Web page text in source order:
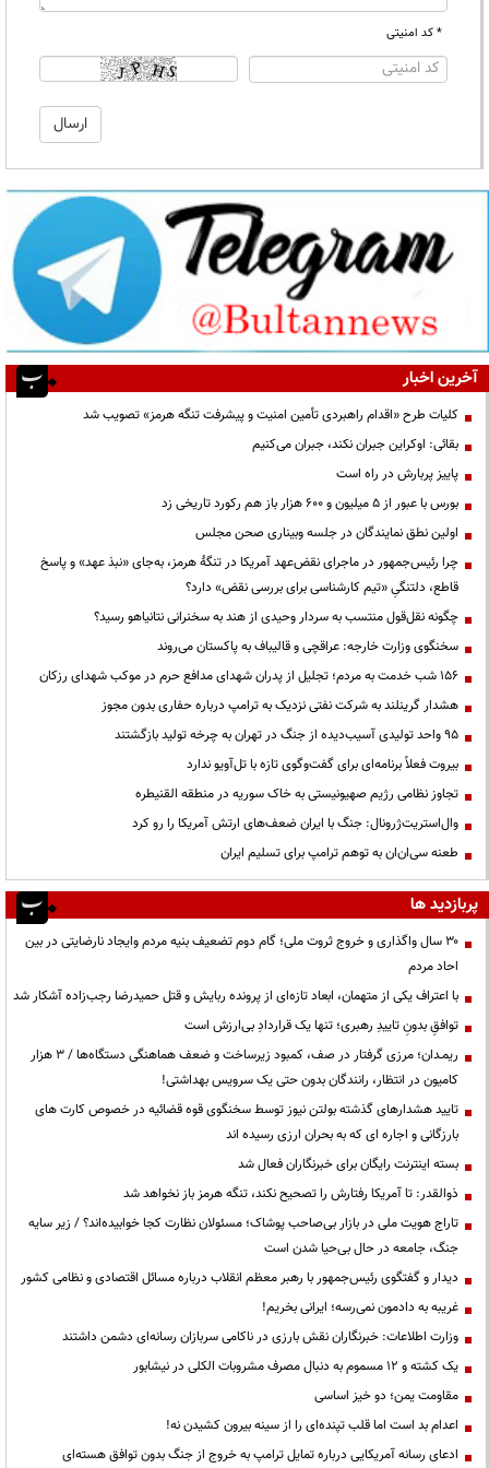
* کد امنیتی
آخرین اخبار
کلیات طرح «اقدام راهبردی تأمین امنیت و پیشرفت تنگه هرمز» تصویب شد
بقائی: اوکراین جبران نکند، جبران می‌کنیم
پاییز پربارش در راه است
بورس با عبور از ۵ میلیون و ۶۰۰ هزار باز هم رکورد تاریخی زد
اولین نطق نمایندگان در جلسه وبیناری صحن مجلس
چرا رئیس‌جمهور در ماجرای نقض‌عهد آمریکا در تنگهٔ هرمز، به‌جای «نبذ عهد» و پاسخ
قاطع، دلتنگیِ «تیم کارشناسی برای بررسی نقض» دارد؟
چگونه نقل‌قول منتسب به سردار وحیدی از هند به سخنرانی نتانیاهو رسید؟
سخنگوی وزارت خارجه: عراقچی و قالیباف به پاکستان می‌روند
۱۵۶ شب خدمت به مردم؛ تجلیل از پدران شهدای مدافع حرم در موکب شهدای رزکان
هشدار گرینلند به شرکت نفتی نزدیک به ترامپ درباره حفاری بدون مجوز
95 واحد تولیدی آسیب‌دیده از جنگ در تهران به چرخه تولید بازگشتند
بیروت فعلاً برنامه‌ای برای گفت‌وگوی تازه با تل‌آویو ندارد
تجاوز نظامی رژیم صهیونیستی به خاک سوریه در منطقه القنیطره
وال‌استریت‌ژرونال: جنگ با ایران ضعف‌های ارتش آمریکا را رو کرد
طعنه سی‌ان‌ان به توهم ترامپ برای تسلیم ایران
پربازدید ها
۳۰ سال واگذاری و خروج ثروت ملی؛ گام دوم تضعیف بنیه مردم وایجاد نارضایتی در بین
احاد مردم
با اعتراف یکی از متهمان، ابعاد تازه‌ای از پرونده ربایش و قتل حمیدرضا رجب‌زاده آشکار شد
توافقِ بدونِ تاییدِ رهبری؛ تنها یک قراردادِ بی‌ارزش است
ریمـدان؛ مرزی گرفتار در صف، کمبود زیرساخت و ضعف هماهنگی دستگاه‌ها / ۳ هزار
کامیون در انتظار، رانندگان بدون حتی یک سرویس بهداشتی!
تایید هشدارهای گذشته بولتن نیوز توسط سخنگوی قوه قضائیه در خصوص کارت های
بارزگانی و اجاره ای که به بحران ارزی رسیده اند
بسته اینترنت رایگان برای خبرنگاران فعال شد
ذوالقدر: تا آمریکا رفتارش را تصحیح نکند، تنگه هرمز باز نخواهد شد
تاراج هویت ملی در بازار بی‌صاحب پوشاک؛ مسئولان نظارت کجا خوابیده‌اند؟ / زیر سایه
جنگ، جامعه در حال بی‌حیا شدن است
دیدار و گفتگوی رئیس‌جمهور با رهبر معظم انقلاب درباره مسائل اقتصادی و نظامی کشور
غریبه به دادمون نمی‌رسه؛ ایرانی بخریم!
وزارت اطلاعات: خبرنگاران نقش بارزی در ناکامی سربازان رسانه‌ای دشمن داشتند
یک کشته و ۱۲ مسموم به دنبال مصرف مشروبات الکلی در نیشابور
مقاومت یمن؛ دو خیز اساسی
اعدام بد است اما قلب تپنده‌ای را از سینه بیرون کشیدن نه!
ادعای رسانه آمریکایی درباره تمایل ترامپ به خروج از جنگ بدون توافق هسته‌ای